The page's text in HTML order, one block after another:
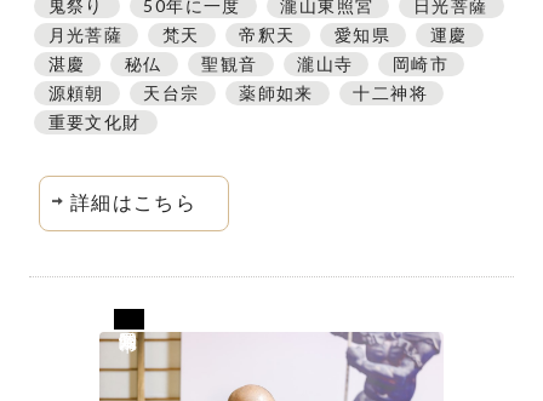
鬼祭り 50年に一度 瀧山東照宮
日光菩薩
月光菩薩
梵天 帝釈天 愛知県
運慶
湛慶
秘仏 聖観音 瀧山寺
岡崎市
源頼朝
天台宗 薬師如来
十二神将
重要文化財
詳細はこちら